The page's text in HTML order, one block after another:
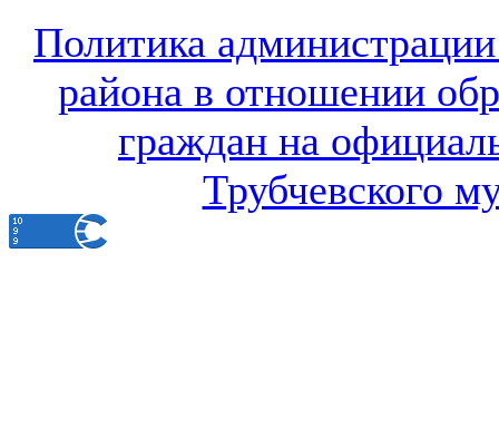
Политика
района в отношении
граждан на
Трубчевского